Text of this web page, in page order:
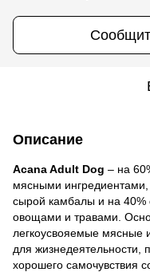
Описание
Acana Adult Dog – на
мясными ингредиентами,
сырой камбалы и на 40%
овощами и травами.
легкоусвояемые
для
хорошего самочувствия